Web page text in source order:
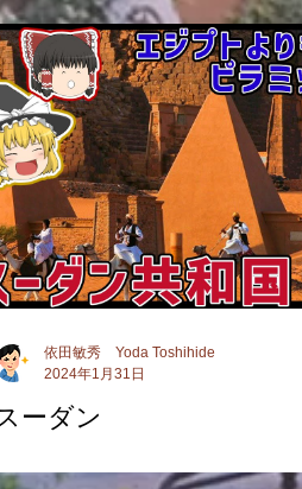
ーダン
依田敏秀 Yoda Toshihide
2024年1月31日